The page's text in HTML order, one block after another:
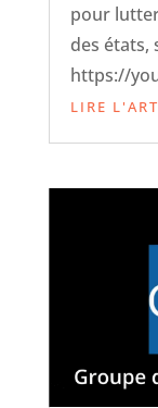
pour
des états,
https://
LIRE